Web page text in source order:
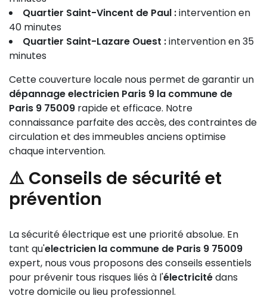
Quartier Saint-Vincent de Paul :intervention en
40 minutes
Quartier Saint-Lazare Ouest :intervention en 35
minutes
Cette couverture locale nous permet de garantir un
dépannage electricien Paris 9 la commune de
Paris 9 75009 rapide et efficace. Notre
connaissance parfaite des accès, des contraintes de
circulation et des immeubles anciens optimise
chaque intervention.
⚠️ Conseils de sécurité et
prévention
La sécurité électrique est une priorité absolue. En
tant qu'electricien la commune de Paris 9 75009
expert, nous vous proposons des conseils essentiels
pour prévenir tous risques liés à l'électricitédans
votre domicile ou lieu professionnel.